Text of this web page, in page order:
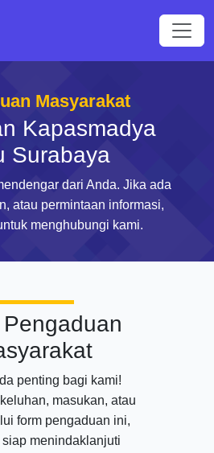
Masyarakat
Kapasmadya
Surabaya
dari Anda. Jika ada
atau permintaan informasi,
menghubungi kami.
penting bagi kami!
masukan, atau
form pengaduan ini,
menindaklanjuti